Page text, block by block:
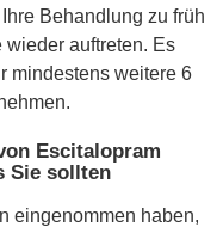
Behandlung zu früh
wieder auftreten. Es
mindestens weitere 6
Escitalopram
Sie sollten
eingenommen haben,